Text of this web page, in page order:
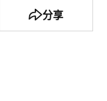
分享